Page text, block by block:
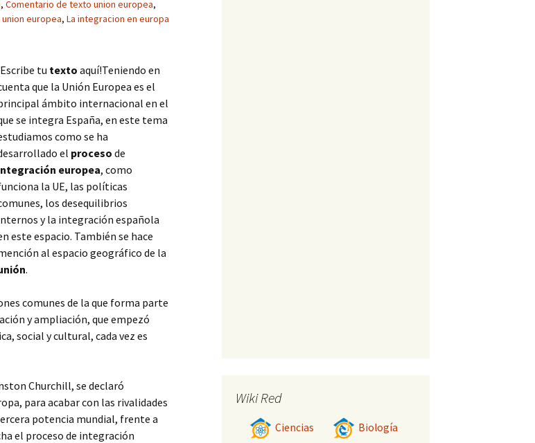
, Comentario de texto union europea,
europea, La integracion en europa
tu texto aquí!Teniendo en
que la Unión Europea es el
ámbito internacional en el
se integra España, en este tema
como se ha
el proceso de
europea, como
la UE, las políticas
los desequilibrios
y la integración española
este espacio. También se hace
al espacio geográfico de la
.
comunes de la que forma parte
y ampliación, que empezó
social y cultural, cada vez es
Churchill, se declaró
para acabar con las rivalidades
potencia mundial, frente a
el proceso de integración
Wiki Red
Ciencias Biología